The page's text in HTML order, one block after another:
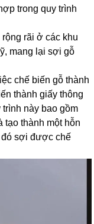
trong quy trình
rãi ở các khu
mang lại sợi gỗ
chế biến gỗ thành
thành giấy thông
này bao gồm
tạo thành một hỗn
đó sợi được chế